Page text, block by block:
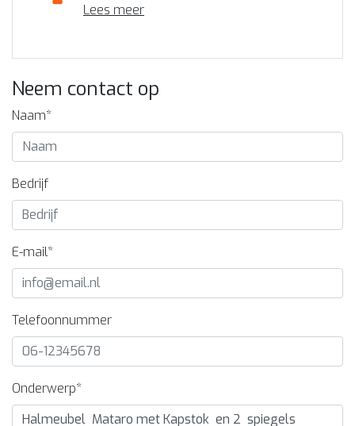
Lees meer
Neem contact op
Naam*
Bedrijf
E-mail*
Telefoonnummer
Onderwerp*